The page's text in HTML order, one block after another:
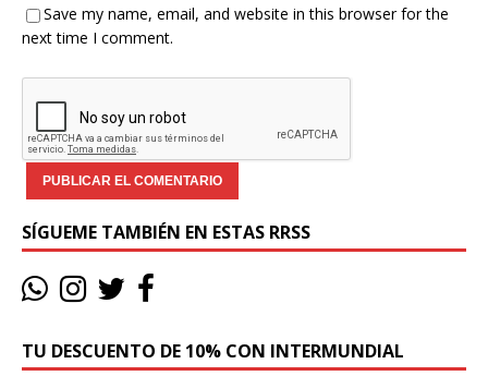
Save my name, email, and website in this browser for the
next time I comment.
SÍGUEME TAMBIÉN EN ESTAS RRSS
TU DESCUENTO DE 10% CON INTERMUNDIAL